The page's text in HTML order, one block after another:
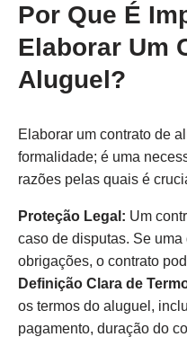
Por Que É
Elaborar Um
Aluguel?
Elaborar um contrato de
formalidade; é uma
razões pelas quais é
Proteção Legal: Um
caso de disputas. Se
obrigações, o contrato
Definição Clara de
os termos do aluguel,
pagamento, duração do